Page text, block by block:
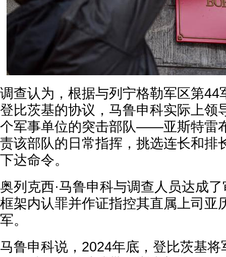
调查认为，根据与列宁格勒军区第44
登比茨基的协议，马鲁申科实际上领
个军事单位的突击部队——亚斯特雷
责该部队的日常指挥，挑选连长和排
下达命令。
奥列克西·马鲁申科与调查人员达成
框架内认罪并作证指控其直属上司亚
军。
马鲁申科说，2024年底，登比茨基